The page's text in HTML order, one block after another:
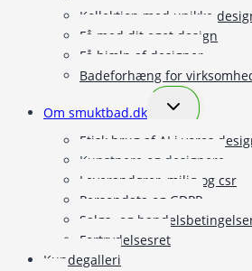
Kollektion med unikke
Få med dit eget design
Få hjælp af designer
Badeforhæng for
Om smuktbad.dk
Skift
undermenu
Etisk brug af AI i vores
Kunstnere og designere
Leverandører, miljø og csr
Persondata og GDPR
Salgs- og
Fortrydelsesret
Kundegalleri